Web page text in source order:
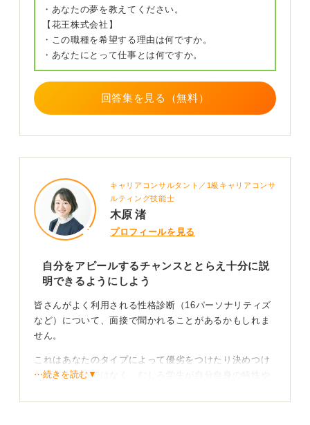
もし性格類型を選考の決定打にしていそうなら、評価の
多面性や育成方針を逆質問で確かめておいたほうが良い
でしょう。
・あなたの夢を教えてください。
【花王株式会社】
・この職種を希望する理由は何ですか。
・あなたにとって仕事とは何ですか。
回答集を見る（無料）
キャリアコンサルタント／1級キャリアコンサ
ルティング技能士
木原 渚
プロフィールを見る
自分をアピールするチャンスととらえ十分に説
明できるようにしよう
皆さんがよく利用される性格診断（16パーソナリティズ
など）について、面接で聞かれることがあるかもしれま
せん。
これはあなたのタイプによって優劣をつけたり決めつけ
たりするためではなく、むしろ学生が自分自身の特性や
めの質問である可能性が高いです。
⋯続きを読む▼